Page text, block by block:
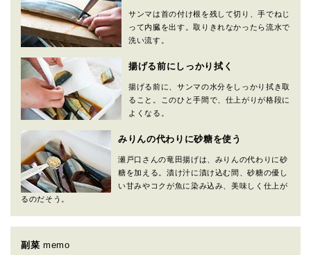
サンマは首の付け根を残して切り、手でねじ
って内臓を出す。取りきれなかったら流水で
洗い流す。
揚げる前にしっかり拭く
揚げる前に、サンマの水分をしっかり拭き取
ること。このひと手間で、仕上がりが格段に
よくなる。
みりんの代わりに砂糖を使う
瀬戸口さんの竜田揚げは、みりんの代わりに砂
糖を加える。漬け汁に漬け込む間、砂糖の優し
い甘みやコクが魚に染み込み、美味しく仕上が
るのだそう。
副菜 memo